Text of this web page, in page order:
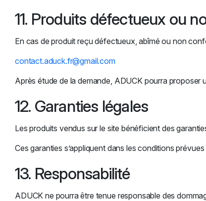
11. Produits défectueux ou
En cas de produit reçu défectueux, abîmé ou non
contact.aduck.fr@gmail.com
Après étude de la demande, ADUCK pourra
12. Garanties légales
Les produits vendus sur le site bénéficient des
Ces garanties s’appliquent dans les conditions prévues
13. Responsabilité
ADUCK ne pourra être tenue responsable des